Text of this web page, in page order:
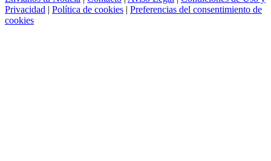
Privacidad | Política de cookies | Preferencias del consentimiento de
cookies